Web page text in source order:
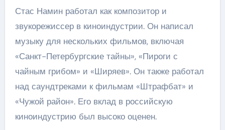
Стас Намин работал как композитор и
звукорежиссер в киноиндустрии. Он написал
музыку для нескольких фильмов, включая
«Санкт-Петербургские тайны», «Пироги с
чайным грибом» и «Ширяев». Он также работал
над саундтреками к фильмам «Штрафбат» и
«Чужой район». Его вклад в российскую
киноиндустрию был высоко оценен.